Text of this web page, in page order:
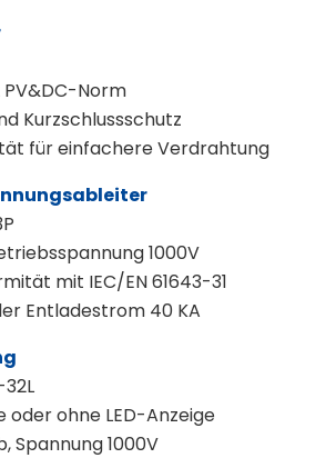
Norm
Kurzschlussschutz
für einfachere Verdrahtung
1000V
mit IEC/EN 61643-31
Entladestrom 40 KA
32L
oder ohne LED-Anzeige
Spannung 1000V